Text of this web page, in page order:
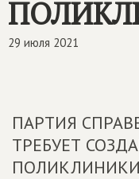
29 июля 2021
ПАРТИЯ
ТРЕБУЕТ
ПОЛИКЛИНИКИ